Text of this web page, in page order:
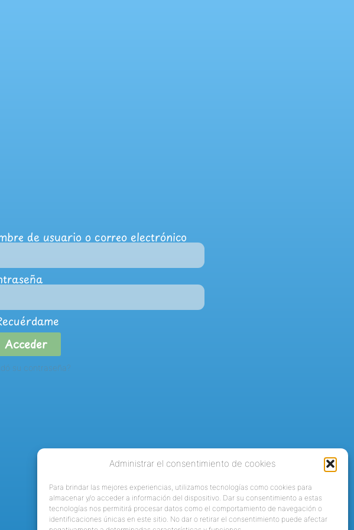
Administrar el consentimiento de cookies
Para brindar las mejores experiencias, utilizamos tecnologías como cookies para
almacenar y/o acceder a información del dispositivo. Dar su consentimiento a estas
tecnologías nos permitirá procesar datos como el comportamiento de navegación o
identificaciones únicas en este sitio. No dar o retirar el consentimiento puede afectar
de usuario o correo electrónico
Acceder
su contraseña?